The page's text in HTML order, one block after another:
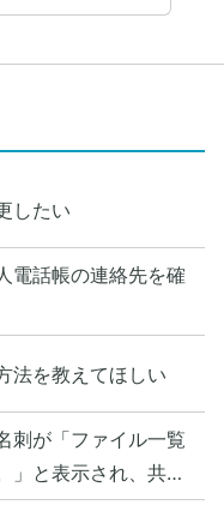
したい
電話帳の連絡先を確
法を教えてほしい
刺が「ファイル一覧
」と表示され、共有
い